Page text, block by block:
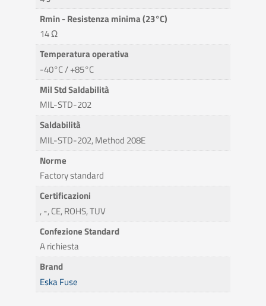
Rmin - Resistenza minima (23°C)
14 Ω
Temperatura operativa
-40°C / +85°C
Mil Std Saldabilità
MIL-STD-202
Saldabilità
MIL-STD-202, Method 208E
Norme
Factory standard
Certificazioni
, -, CE, ROHS, TUV
Confezione Standard
A richiesta
Brand
Eska Fuse